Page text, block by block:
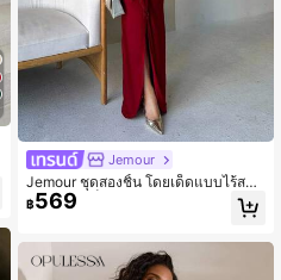
Jemour
Jemour ชุดสองชิ้น โดยเด็ดแบบไร้สาย
และมีช่องเด็ดสำหรับสไตล์วันหยุดสุนท
ราน เหมาะสำหรับการออกเดท
฿569